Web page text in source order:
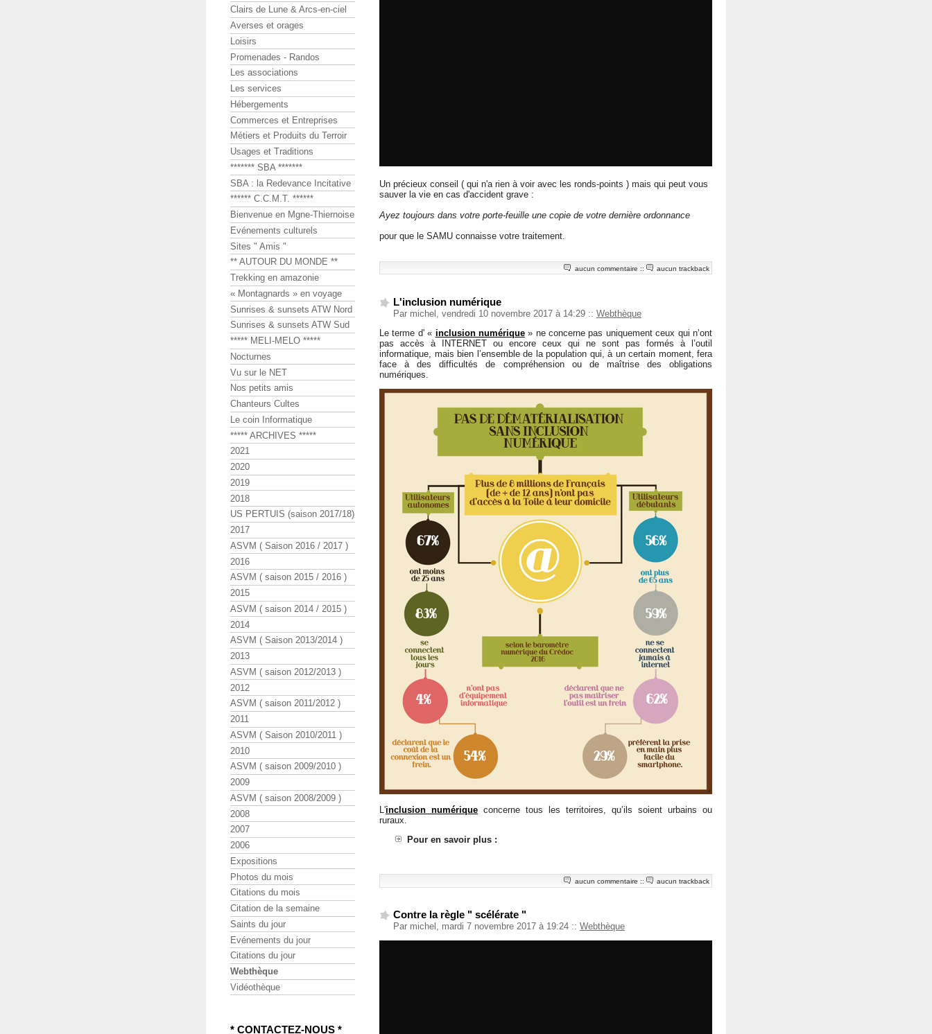
Un précieux conseil ( qui n'a rien à voir avec les ronds-points ) mais qui peut vous
sauver la vie en cas d'accident grave :
Ayez toujours dans votre porte-feuille une copie de votre dernière ordonnance
pour que le SAMU connaisse votre traitement.
aucun commentaire :: aucun trackback
L'inclusion numérique
Par michel, vendredi 10 novembre 2017 à 14:29 :: Webthèque
Le terme d' « inclusion numérique» ne concerne pas uniquement ceux qui n’ont
pas accès à INTERNET ou encore ceux qui ne sont pas formés à l’outil
informatique, mais bien l’ensemble de la population qui, à un certain moment, fera
face à des difficultés de compréhension ou de maîtrise des obligations
numériques.
L'inclusion numérique concerne tous les territoires, qu’ils soient urbains ou
ruraux.
Pour en savoir plus :
aucun commentaire :: aucun trackback
Contre la règle " scélérate "
Par michel, mardi 7 novembre 2017 à 19:24 :: Webthèque
Clairs de Lune & Arcs-en-ciel
Averses et orages
Loisirs
Promenades - Randos
Les associations
Les services
Hébergements
Commerces et Entreprises
Métiers et Produits du Terroir
Usages et Traditions
******* SBA *******
SBA : la Redevance Incitative
****** C.C.M.T. ******
Bienvenue en Mgne-Thiernoise
Evénements culturels
Sites " Amis "
** AUTOUR DU MONDE **
Trekking en amazonie
« Montagnards » en voyage
Sunrises & sunsets ATW Nord
Sunrises & sunsets ATW Sud
***** MELI-MELO *****
Nocturnes
Vu sur le NET
Nos petits amis
Chanteurs Cultes
Le coin Informatique
***** ARCHIVES *****
2021
2020
2019
2018
US PERTUIS (saison 2017/18)
2017
ASVM ( Saison 2016 / 2017 )
2016
ASVM ( saison 2015 / 2016 )
2015
ASVM ( saison 2014 / 2015 )
2014
ASVM ( Saison 2013/2014 )
2013
ASVM ( saison 2012/2013 )
2012
ASVM ( saison 2011/2012 )
2011
ASVM ( Saison 2010/2011 )
2010
ASVM ( saison 2009/2010 )
2009
ASVM ( saison 2008/2009 )
2008
2007
2006
Expositions
Photos du mois
Citations du mois
Citation de la semaine
Saints du jour
Evénements du jour
Citations du jour
Webthèque
Vidéothèque
* CONTACTEZ-NOUS *